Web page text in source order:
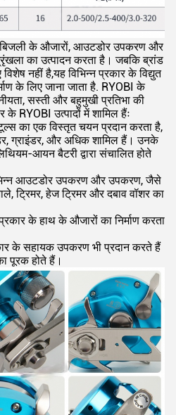
बिजली के औजारों, आउटडोर उपकरण और
का उत्पादन करता है। जबकि ब्रांड
नहीं है,यह विभिन्न प्रकार के विद्युत
के लिए जाना जाता है. RYOBI के
सस्ती और बहुमुखी प्रतिभा की
RYOBI उत्पादों में शामिल हैंः
का एक विस्तृत चयन प्रदान करता है,
ग्राइंडर, और अधिक शामिल हैं। उनके
आयन बैटरी द्वारा संचालित होते
आउटडोर उपकरण और उपकरण, जैसे
ट्रिमर, हेज ट्रिमर और दबाव वॉशर का
के हाथ के औजारों का निर्माण करता
के सहायक उपकरण भी प्रदान करते हैं
पूरक होते हैं।